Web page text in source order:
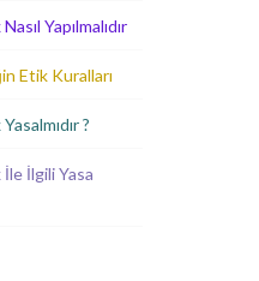
Yapılmalıdır
Etik Kuralları
?
İlgili Yasa